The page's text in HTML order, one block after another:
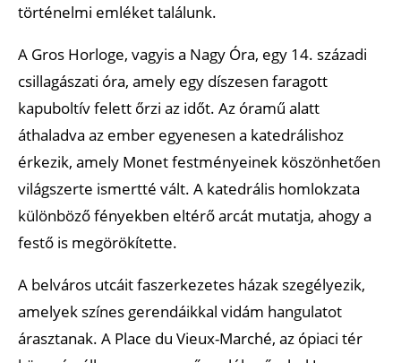
történelmi emléket találunk.
A Gros Horloge, vagyis a Nagy Óra, egy 14. századi
csillagászati óra, amely egy díszesen faragott
kapuboltív felett őrzi az időt. Az óramű alatt
áthaladva az ember egyenesen a katedrálishoz
érkezik, amely Monet festményeinek köszönhetően
világszerte ismertté vált. A katedrális homlokzata
különböző fényekben eltérő arcát mutatja, ahogy a
festő is megörökítette.
A belváros utcáit faszerkezetes házak szegélyezik,
amelyek színes gerendáikkal vidám hangulatot
árasztanak. A Place du Vieux-Marché, az ópiaci tér